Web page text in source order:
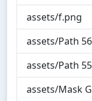
assets/f.png
assets/Path
assets/Path
assets/Mask